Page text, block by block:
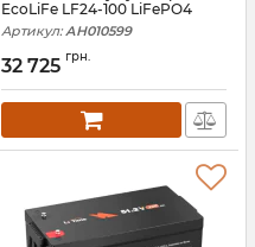
EcoLiFe LF24-100 LiFePO4
Артикул: АН010599
32 725 грн.